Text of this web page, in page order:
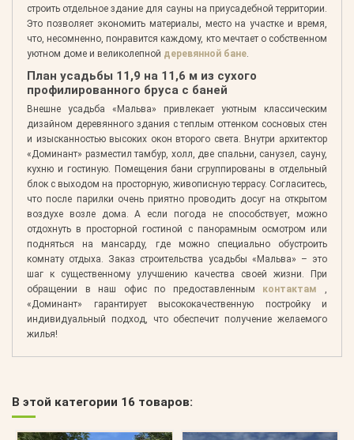
строить отдельное здание для сауны на приусадебной территории.
Это позволяет экономить материалы, место на участке и время,
что, несомненно, понравится каждому, кто мечтает о собственном
уютном доме и великолепной деревянной бане
План усадьбы 11,9 на 11,6 м из сухого
профилированного бруса с баней
Внешне усадьба «Мальва» привлекает уютным классическим
дизайном деревянного здания с теплым оттенком сосновых стен
и изысканностью высоких окон второго света. Внутри архитектор
«Доминант» разместил тамбур, холл, две спальни, санузел, сауну,
кухню и гостиную. Помещения бани сгруппированы в отдельный
блок с выходом на просторную, живописную террасу. Согласитесь,
что после парилки очень приятно проводить досуг на открытом
воздухе возле дома. А если погода не способствует, можно
отдохнуть в просторной гостиной с панорамным осмотром или
подняться на мансарду, где можно специально обустроить
комнату отдыха. Заказ строительства усадьбы «Мальва» – это
шаг к существенному улучшению качества своей жизни. При
обращении в наш офис по предоставленным контактам
,
«Доминант» гарантирует высококачественную постройку и
индивидуальный подход, что обеспечит получение желаемого
жилья!
В этой категории 16 товаров: